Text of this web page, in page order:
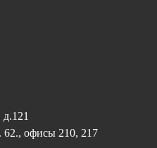
62., офисы 210, 217